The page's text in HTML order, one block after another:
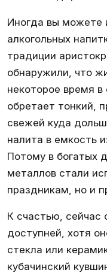
Иногда вы можете
алкогольных
традиции
обнаружили, что
некоторое время
обретает тонкий,
свежей куда
налита в емкость
Потому в богатых
металлов стали
праздникам, но и
К счастью, сейчас
доступней, хотя
стекла или
кубачинский